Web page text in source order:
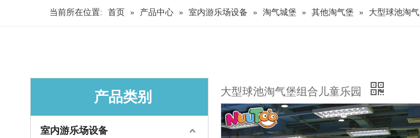
当前所在位置: 首页 » 产品中心 » 室内游乐场设备 » 淘气城堡 » 其他淘气堡 » 大型球池淘
产品类别
室内游乐场设备
大型球池淘气堡组合儿童乐园